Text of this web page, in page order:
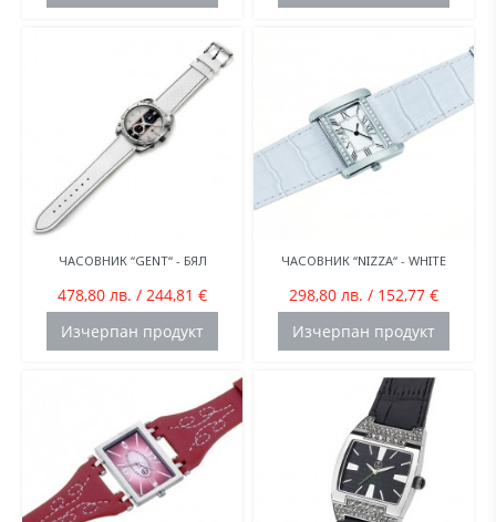
ЧАСОВНИК “GENT“ - БЯЛ
478,80 лв. / 244,81 €
Изчерпан продукт
ЧАСОВНИК “NIZZA“ - WHITE
298,80 лв. / 152,77 €
Изчерпан продукт